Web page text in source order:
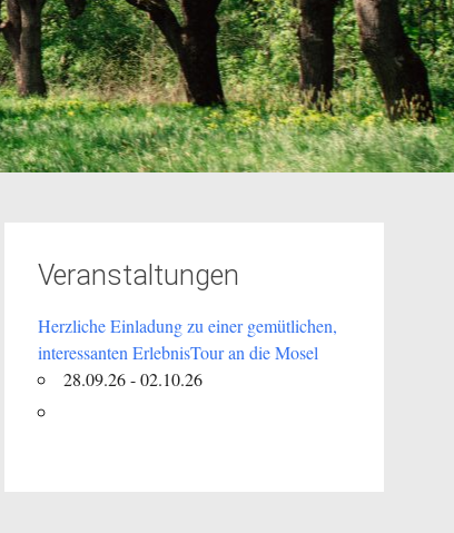
Veranstaltungen
Herzliche Einladung zu einer gemütlichen,
interessanten ErlebnisTour an die Mosel
28.09.26 - 02.10.26